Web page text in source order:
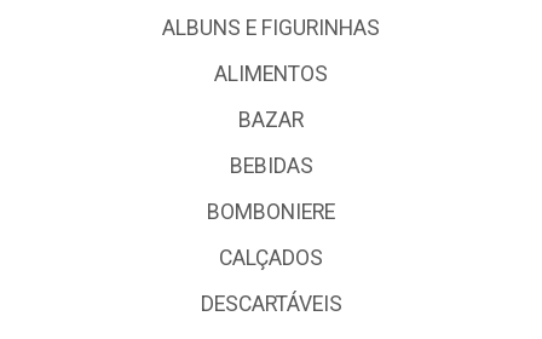
ALBUNS E FIGURINHAS
ALIMENTOS
BAZAR
BEBIDAS
BOMBONIERE
CALÇADOS
DESCARTÁVEIS